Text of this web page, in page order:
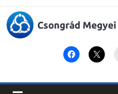
Csongrád
Megyei